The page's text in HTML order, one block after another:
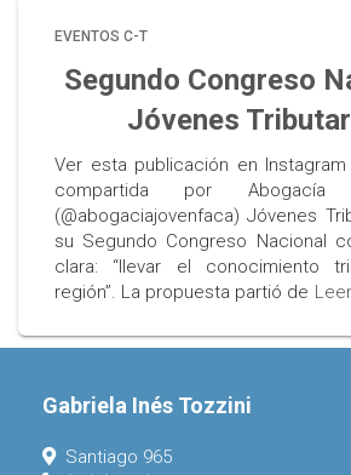
EVENTOS C-T
Segundo Congreso
Jóvenes
Ver esta publicación en
compartida por Abogacía
(@abogaciajovenfaca) Jóvenes
su Segundo Congreso Nacional
clara: “llevar el conocimiento
región”. La propuesta partió de
Gabriela Inés Tozzini
Santiago 965